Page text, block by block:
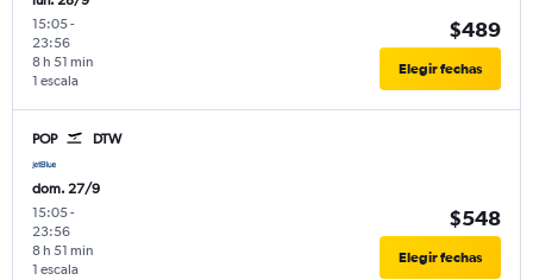
15:05-
23:56
1 escala
8 h 51 min
$489
Elegir fechas
POP DTW
dom. 27/9
15:05-
23:56
1 escala
8 h 51 min
$548
Elegir fechas